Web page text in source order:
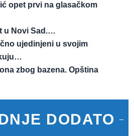
opet prvi na glasačkom
u Novi Sad.…
ujedinjeni u svojim
zbog bazena. Opština
DODATO